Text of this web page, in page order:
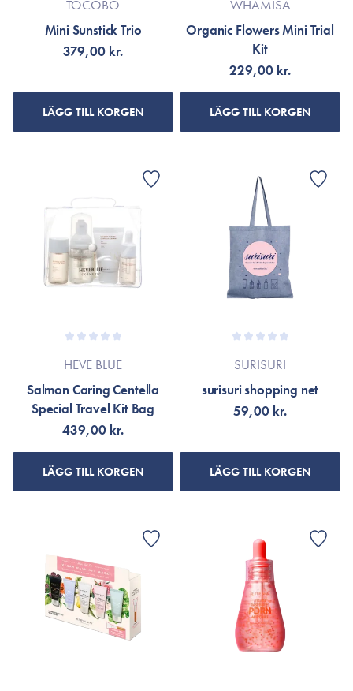
TOCOBO
Mini Sunstick Trio
379,00 kr.
LÄGG TILL KORGEN
WHAMISA
Organic Flowers Mini Trial
Kit
229,00 kr.
LÄGG TILL KORGEN
HEVE BLUE
Salmon Caring Centella
Special Travel Kit Bag
439,00 kr.
LÄGG TILL KORGEN
SURISURI
surisuri shopping net
59,00 kr.
LÄGG TILL KORGEN